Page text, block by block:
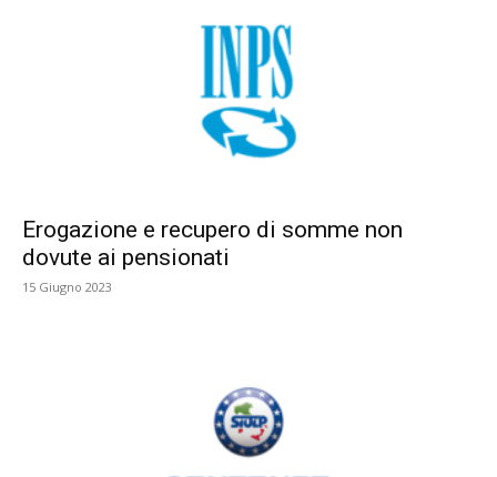
Erogazione e recupero di somme non
dovute ai pensionati
15 Giugno 2023